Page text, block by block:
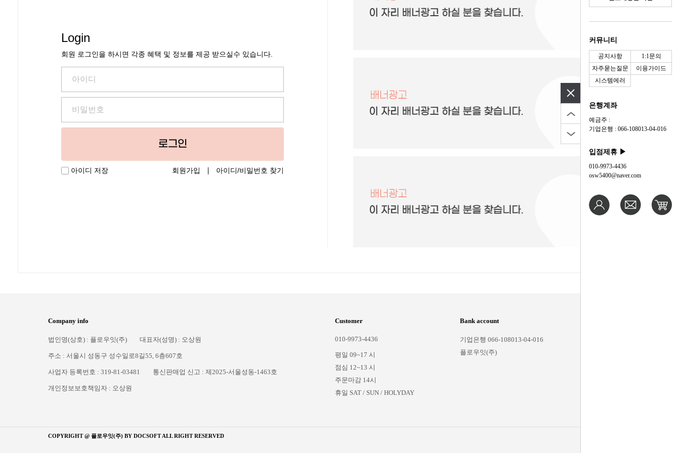
커뮤니티
공지사항
1:1문의
자주묻는질문
이용가이드
시스템에러
은행계좌
예금주 :
기업은행 : 066-108013-04-016
입점제휴 ▶
010-9973-4436
osw5400@naver.com
Login
회원 로그인을 하시면 각종 혜택 및 정보를 제공 받으실수 있습니다.
로그인
아이디 저장 회원가입 아이디/비밀번호 찾기
Company info
법인명(상호) : 플로우잇(주) 대표자(성명) : 오상원
주소 : 서울시 성동구 성수일로8길55, 6층607호
사업자 등록번호 : 319-81-03481 통신판매업 신고 : 제2025-서울성동-1463호
개인정보보호책임자 : 오상원
Customer
010-9973-4436
평일 09~17 시
점심 12~13 시
주문마감 14시
휴일 SAT / SUN / HOLYDAY
Bank account
기업은행 066-108013-04-016
플로우잇(주)
COPYRIGHT @ 플로우잇(주) BY DOCSOFTALL RIGHT RESERVED